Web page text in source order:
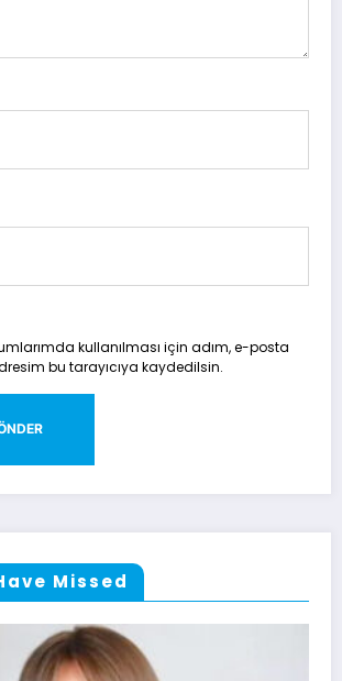
kullanılması için adım, e-posta
bu tarayıcıya kaydedilsin.
Missed
Güncel